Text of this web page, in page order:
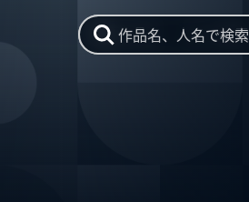
作品名、人名で検索